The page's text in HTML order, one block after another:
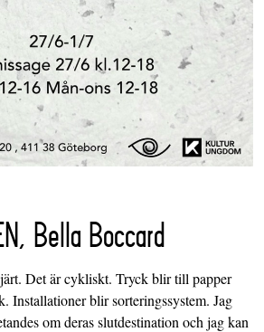
Bella Boccard
Det är cykliskt. Tryck blir till papper
Installationer blir sorteringssystem. Jag
om deras slutdestination och jag kan